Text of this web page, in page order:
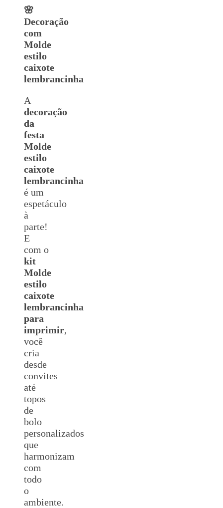
🌸
Decoração
com
Molde
estilo
caixote
lembrancinha
A
decoração
da
festa
Molde
estilo
caixote
lembrancinha
é um
espetáculo
à
parte!
E
com o
kit
Molde
estilo
caixote
lembrancinha
para
imprimir,
você
cria
desde
convites
até
topos
de
bolo
personalizados
que
harmonizam
com
todo
o
ambiente.